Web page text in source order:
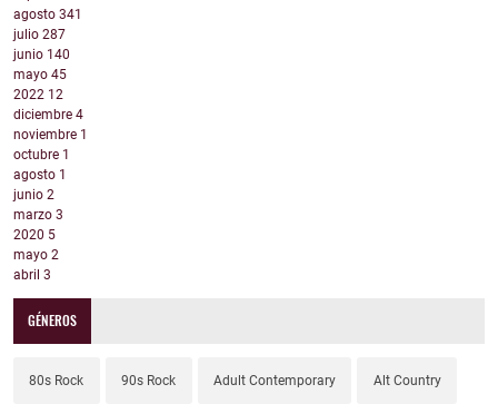
agosto 341
julio 287
junio 140
mayo 45
2022 12
diciembre 4
noviembre 1
octubre 1
agosto 1
junio 2
marzo 3
2020 5
mayo 2
abril 3
GÉNEROS
80s Rock 90s Rock Adult Contemporary Alt Country